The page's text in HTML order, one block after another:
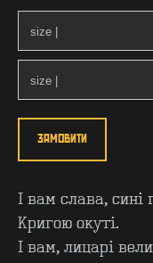
ЗАМОВИТИ
І вам слава, сині
Кригою окуті.
І вам, лицарі